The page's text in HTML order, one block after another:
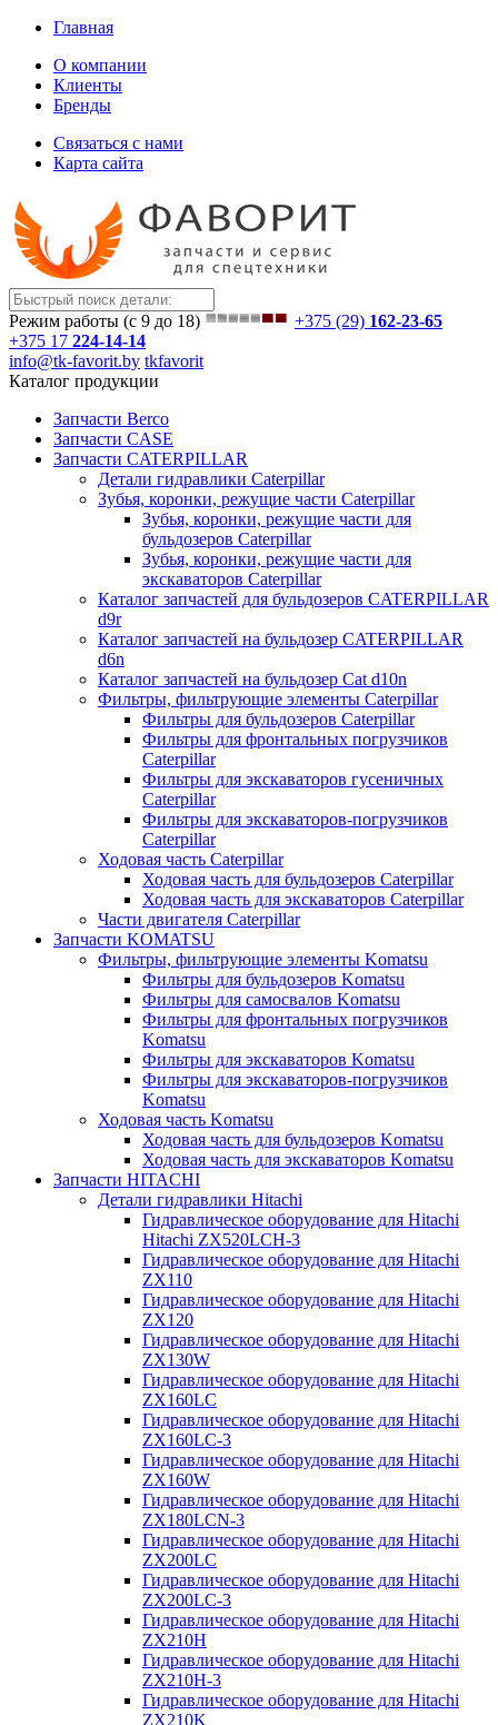
Главная
О компании
Клиенты
Бренды
Связаться с нами
Карта сайта
Режим работы (с 9 до 18) +375 (29) 162-23-65
+375 17 224-14-14
info@tk-favorit.by tkfavorit
Каталог продукции
Запчасти Berco
Запчасти CASE
Запчасти CATERPILLAR
Детали гидравлики Caterpillar
Зубья, коронки, режущие части Caterpillar
Зубья, коронки, режущие части для
бульдозеров Caterpillar
Зубья, коронки, режущие части для
экскаваторов Caterpillar
Каталог запчастей для бульдозеров CATERPILLAR
d9r
Каталог запчастей на бульдозер CATERPILLAR
d6n
Каталог запчастей на бульдозер Сat d10n
Фильтры, фильтрующие элементы Caterpillar
Фильтры для бульдозеров Caterpillar
Фильтры для фронтальных погрузчиков
Caterpillar
Фильтры для экскаваторов гусеничных
Caterpillar
Фильтры для экскаваторов-погрузчиков
Caterpillar
Ходовая часть Caterpillar
Ходовая часть для бульдозеров Caterpillar
Ходовая часть для экскаваторов Caterpillar
Части двигателя Caterpillar
Запчасти KOMATSU
Фильтры, фильтрующие элементы Komatsu
Фильтры для бульдозеров Komatsu
Фильтры для самосвалов Komatsu
Фильтры для фронтальных погрузчиков
Komatsu
Фильтры для экскаваторов Komatsu
Фильтры для экскаваторов-погрузчиков
Komatsu
Ходовая часть Komatsu
Ходовая часть для бульдозеров Komatsu
Ходовая часть для экскаваторов Komatsu
Запчасти HITACHI
Детали гидравлики Hitachi
Гидравлическое оборудование для Hitachi
Hitachi ZX520LCH-3
Гидравлическое оборудование для Hitachi
ZX110
Гидравлическое оборудование для Hitachi
ZX120
Гидравлическое оборудование для Hitachi
ZX130W
Гидравлическое оборудование для Hitachi
ZX160LC
Гидравлическое оборудование для Hitachi
ZX160LC-3
Гидравлическое оборудование для Hitachi
ZX160W
Гидравлическое оборудование для Hitachi
ZX180LCN-3
Гидравлическое оборудование для Hitachi
ZX200LC
Гидравлическое оборудование для Hitachi
ZX200LC-3
Гидравлическое оборудование для Hitachi
ZX210H
Гидравлическое оборудование для Hitachi
ZX210H-3
Гидравлическое оборудование для Hitachi
ZX210K